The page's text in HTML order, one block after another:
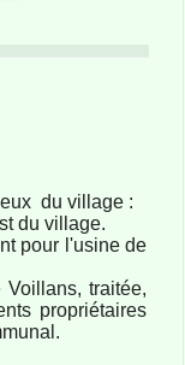
du village :
du village.
pour l'usine de
traitée,
propriétaires